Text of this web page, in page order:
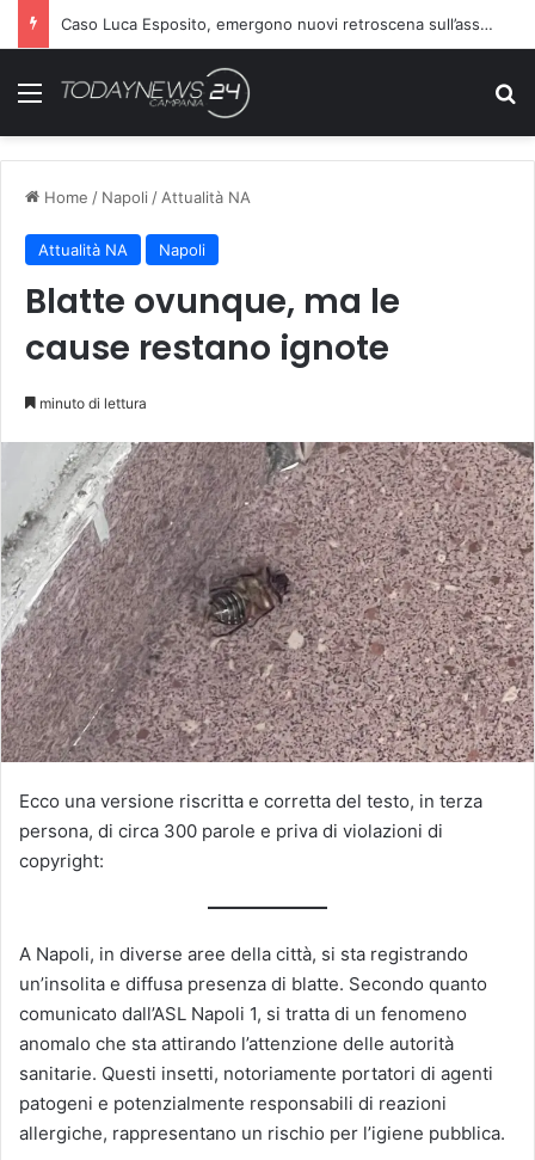
Caso Luca Esposito, emergono nuovi retroscena sull’assassino
Menu
Home / Napoli / Attualità NA
Attualità NA Napoli
Blatte ovunque, ma le
cause restano ignote
minuto di lettura
Ecco una versione riscritta e corretta del testo, in terza
persona, di circa 300 parole e priva di violazioni di
copyright:
A Napoli, in diverse aree della città, si sta registrando
un’insolita e diffusa presenza di blatte. Secondo quanto
comunicato dall’ASL Napoli 1, si tratta di un fenomeno
anomalo che sta attirando l’attenzione delle autorità
sanitarie. Questi insetti, notoriamente portatori di agenti
patogeni e potenzialmente responsabili di reazioni
allergiche, rappresentano un rischio per l’igiene pubblica.